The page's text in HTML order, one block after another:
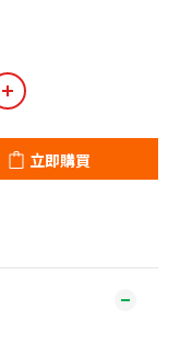
立即購買